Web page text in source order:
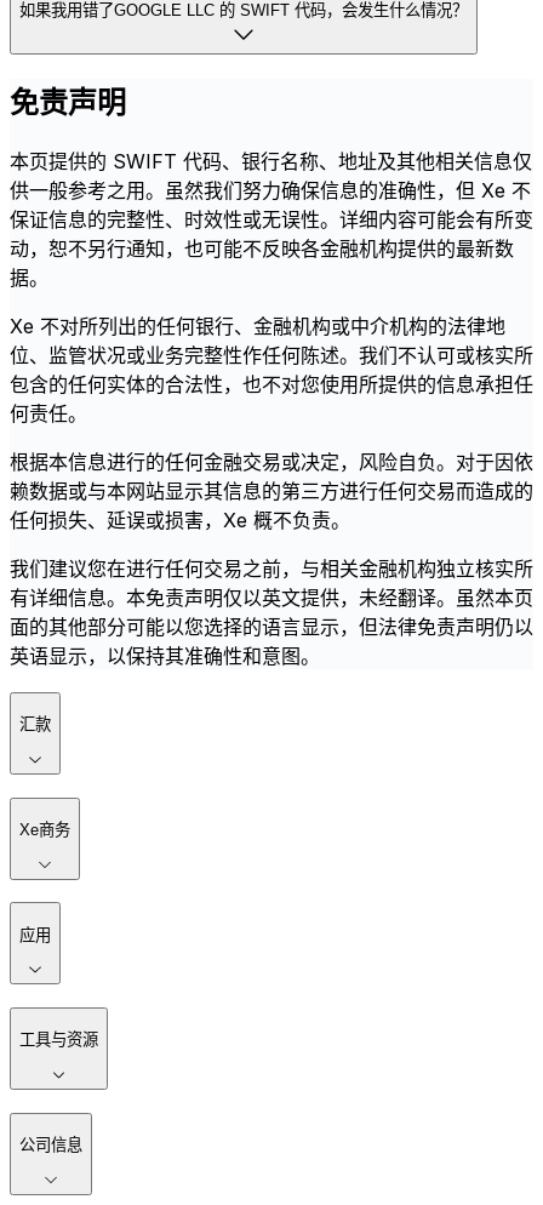
如果我用错了GOOGLE LLC 的 SWIFT 代码，会发生什么情况？
免责声明
本页提供的 SWIFT 代码、银行名称、地址及其他相关信息仅
供一般参考之用。虽然我们努力确保信息的准确性，但 Xe 不
保证信息的完整性、时效性或无误性。详细内容可能会有所变
动，恕不另行通知，也可能不反映各金融机构提供的最新数
据。
Xe 不对所列出的任何银行、金融机构或中介机构的法律地
位、监管状况或业务完整性作任何陈述。我们不认可或核实所
包含的任何实体的合法性，也不对您使用所提供的信息承担任
何责任。
根据本信息进行的任何金融交易或决定，风险自负。对于因依
赖数据或与本网站显示其信息的第三方进行任何交易而造成的
任何损失、延误或损害，Xe 概不负责。
我们建议您在进行任何交易之前，与相关金融机构独立核实所
有详细信息。本免责声明仅以英文提供，未经翻译。虽然本页
面的其他部分可能以您选择的语言显示，但法律免责声明仍以
英语显示，以保持其准确性和意图。
汇款
Xe商务
应用
工具与资源
公司信息